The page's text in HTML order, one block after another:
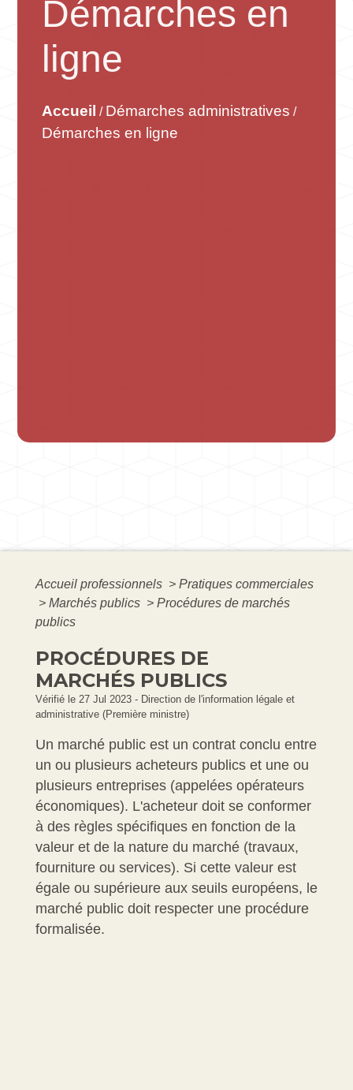
Démarches en
ligne
Accueil / Démarches administratives /
Démarches en ligne
Accueil professionnels > Pratiques commerciales
> Marchés publics > Procédures de marchés
publics
PROCÉDURES DE
MARCHÉS PUBLICS
Vérifié le 27 Jul 2023 - Direction de l'information légale et
administrative (Première ministre)
Un marché public est un contrat conclu entre
un ou plusieurs acheteurs publics et une ou
plusieurs entreprises (appelées opérateurs
économiques). L'acheteur doit se conformer
à des règles spécifiques en fonction de la
valeur et de la nature du marché (travaux,
fourniture ou services). Si cette valeur est
égale ou supérieure aux seuils européens, le
marché public doit respecter une procédure
formalisée.